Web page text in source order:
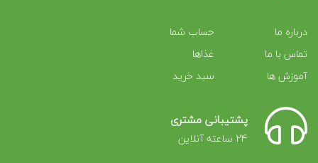
درباره ما
تماس با ما
آموزش ها
حساب شما
غذاها
سبد خرید
پشتیبانی مشتری
24 ساعته آنلاین